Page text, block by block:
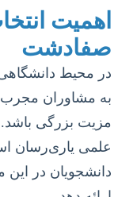
اهمیت
صفادشت
در محیط
به مشاوران مجرب
مزیت بزرگی
علمی یاری‌رسان
دانشجویان در این